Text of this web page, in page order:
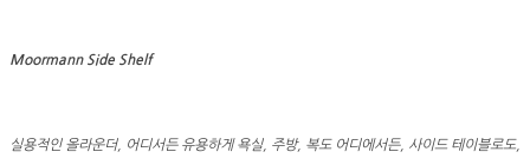
Moormann Side Shelf
실용적인 올라운더, 어디서든 유용하게 욕실, 주방, 복도 어디에서든, 사이드 테이블로도,